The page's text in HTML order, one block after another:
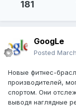
181
GoogLe
Posted
Новые фитнес-
производителей,
спортом. Они
выводя наглядные